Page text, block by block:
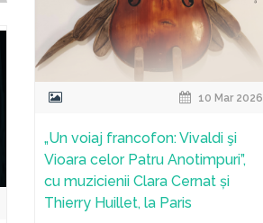
10 Mar 2026
„Un voiaj francofon: Vivaldi şi
Vioara celor Patru Anotimpuri”,
cu muzicienii Clara Cernat și
Thierry Huillet, la Paris